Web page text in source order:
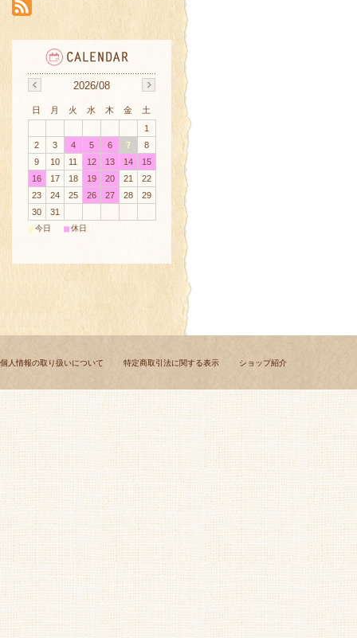
2026/08
日 月 火 水 木 金
土
1
2
3 4 5 6 7
8
9
10 11 12 13 14
15
16
17 18 19 20 21
22
23
24 25 26 27 28
29
30
31
■今日 ■休日
個人情報の取り扱いについて 特定商取引法に関する表示 ショップ紹介